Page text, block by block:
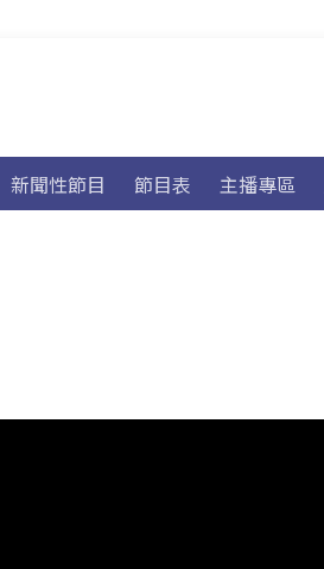
新聞性節目 節目表 主播專區